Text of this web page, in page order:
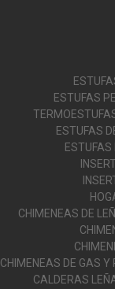
ESTUFAS
ESTUFAS
ESTUFAS
CHIMENEAS DE
CHIMENEAS DE GAS Y
CALDERAS